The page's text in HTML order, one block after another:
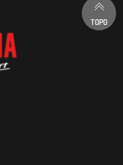
TOPO